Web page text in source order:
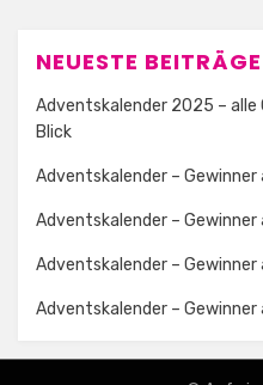
NEUESTE BEITRÄGE
Adventskalender 2025 –
Blick
Adventskalender –
Adventskalender –
Adventskalender –
Adventskalender – Gewinner